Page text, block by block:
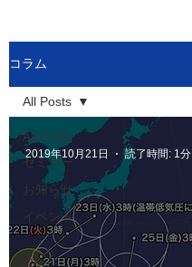
コラム
All Posts
セミナー
お知らせ
イベント
All Posts
2019年10月21日 読了時間: 1分